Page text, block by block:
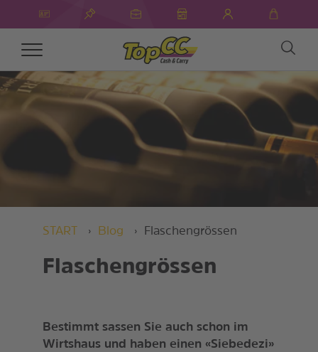
Toggle
START Blog Flaschengrössen
Flaschengrössen
Bestimmt sassen Sie auch schon im
Wirtshaus und haben einen «Siebedezi»